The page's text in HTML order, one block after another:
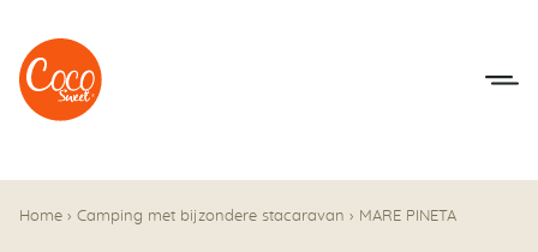
Naar het menu
Naar de inhoudsopgave
Home › Camping met bijzondere stacaravan › MARE PINETA